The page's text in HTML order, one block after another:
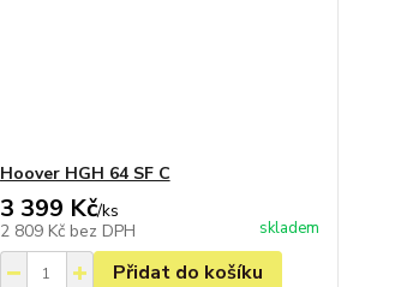
Hoover HGH 64 SF C
3 399 Kč/ks
2 809 Kč bez DPH skladem
Přidat do košíku